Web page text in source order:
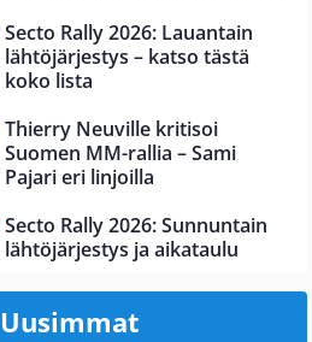
Secto Rally 2026: Lauantain
lähtöjärjestys – katso tästä
koko lista
Thierry Neuville kritisoi
Suomen MM-rallia – Sami
Pajari eri linjoilla
Secto Rally 2026: Sunnuntain
lähtöjärjestys ja aikataulu
Uusimmat